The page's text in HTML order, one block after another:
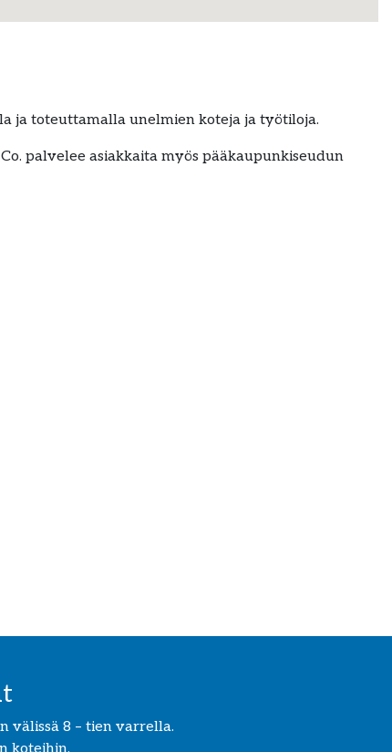
ja toteuttamalla unelmien koteja ja työtiloja.
palvelee asiakkaita myös pääkaupunkiseudun
välissä 8 – tien varrella.